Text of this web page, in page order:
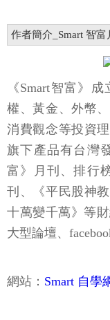
作者簡介_Smart 智富
《Smart智富》
權、黃金、外幣
消費觀念等投資
旗下產品有台灣
富》月刊、排行
刊、《平民股神
十萬變千萬》等
大型論壇、
網站： Smart 自學